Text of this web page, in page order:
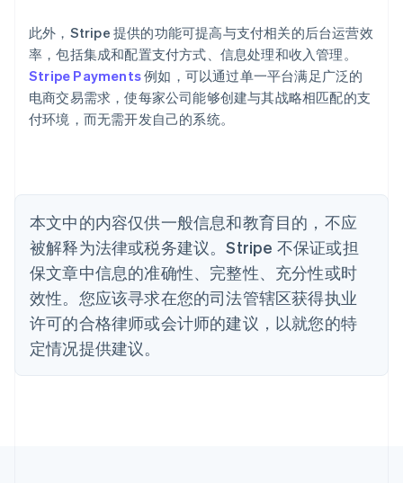
此外，Stripe 提供的功能可提高与支付相关的后台运营效
率，包括集成和配置支付方式、信息处理和收入管理。
Stripe Payments例如，可以通过单一平台满足广泛的
电商交易需求，使每家公司能够创建与其战略相匹配的支
付环境，而无需开发自己的系统。
本文中的内容仅供一般信息和教育目的，不应
被解释为法律或税务建议。Stripe 不保证或担
保文章中信息的准确性、完整性、充分性或时
效性。您应该寻求在您的司法管辖区获得执业
许可的合格律师或会计师的建议，以就您的特
定情况提供建议。
澳大利亚
English
巴西
Português English
保加利亚
English
丹麦
德国
DeutschEnglish
法国
FrançaisEnglish
芬兰
EnglishSvenska